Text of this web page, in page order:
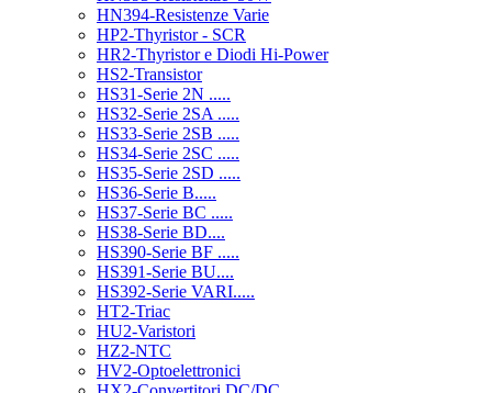
HN394-Resistenze Varie
HP2-Thyristor - SCR
HR2-Thyristor e Diodi Hi-Power
HS2-Transistor
HS31-Serie 2N .....
HS32-Serie 2SA .....
HS33-Serie 2SB .....
HS34-Serie 2SC .....
HS35-Serie 2SD .....
HS36-Serie B.....
HS37-Serie BC .....
HS38-Serie BD....
HS390-Serie BF .....
HS391-Serie BU....
HS392-Serie VARI.....
HT2-Triac
HU2-Varistori
HZ2-NTC
HV2-Optoelettronici